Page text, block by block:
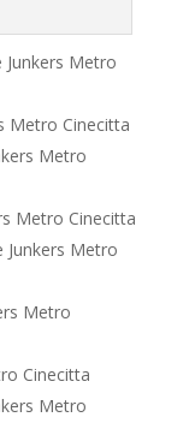
Junkers Metro
Metro Cinecitta
Metro
Metro Cinecitta
Junkers Metro
Metro
Cinecitta
Metro